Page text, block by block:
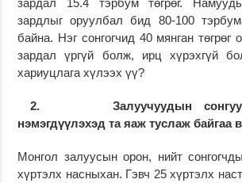
зардал 15.4 тэрбум төгрөг.
зардлыг оруулбал бид 80-100
байна. Нэг сонгогчид 40 мянган төгрөг
зардал үргүй болж, ирц хүрэхгүй
хариуцлага хүлээх үү?
2. Залуучуудын
нэмэгдүүлэхэд та яаж туслаж байгаа
Монгол залуусын орон, нийт
хүртэлх насныхан. Гэвч 25 хүртэлх